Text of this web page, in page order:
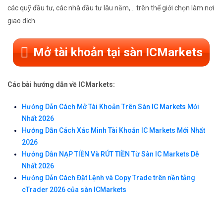
các quỹ đầu tư, các nhà đầu tư lâu năm,... trên thế giới chọn làm nơi
giao dịch.
Mở tài khoản tại sàn ICMarkets
Các bài hướng dẫn về ICMarkets:
Hướng Dẫn Cách Mở Tài Khoản Trên Sàn IC Markets Mới
Nhất 2026
Hướng Dẫn Cách Xác Minh Tài Khoản IC Markets Mới Nhất
2026
Hướng Dẫn NẠP TIỀN Và RÚT TIỀN Từ Sàn IC Markets Dễ
Nhất 2026
Hướng Dẫn Cách Đặt Lệnh và Copy Trade trên nền tảng
cTrader 2026 của sàn ICMarkets